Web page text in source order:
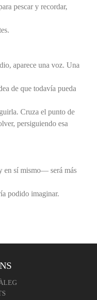
pescar y recordar,
aparece una voz. Una
de que todavía pueda
Cruza el punto de
persiguiendo esa
en sí mismo— será más
podido imaginar.